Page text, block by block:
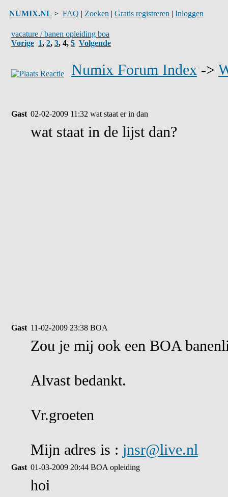
NUMIX.NL > FAQ | Zoeken | Gratis registreren | Inloggen
vacature / banen opleiding boa
Vorige 1, 2, 3, 4, 5 Volgende
Numix Forum Index ->
Gast 02-02-2009 11:32 wat staat er in dan
wat staat in de lijst dan?
Gast 11-02-2009 23:38 BOA
Zou je mij ook een BOA
Alvast bedankt.
Vr.groeten
Mijn adres is : jnsr@live.nl
Gast 01-03-2009 20:44 BOA opleiding
hoi